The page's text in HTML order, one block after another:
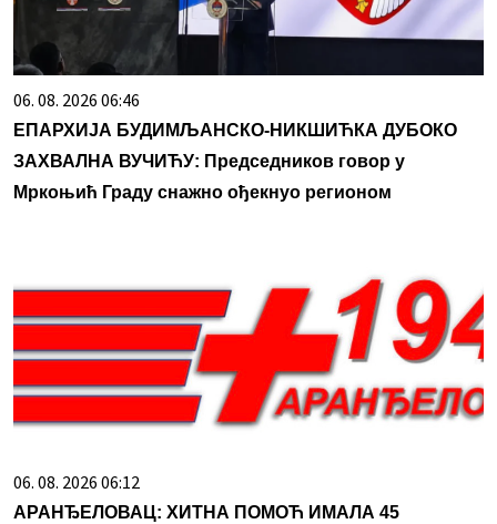
06. 08. 2026 06:46
ЕПАРХИЈА БУДИМЉАНСКО-НИКШИЋКА ДУБОКО
ЗАХВАЛНА ВУЧИЋУ: Председников говор у
Мркоњић Граду снажно ођекнуо регионом
06. 08. 2026 06:12
АРАНЂЕЛОВАЦ: ХИТНА ПОМОЋ ИМАЛА 45